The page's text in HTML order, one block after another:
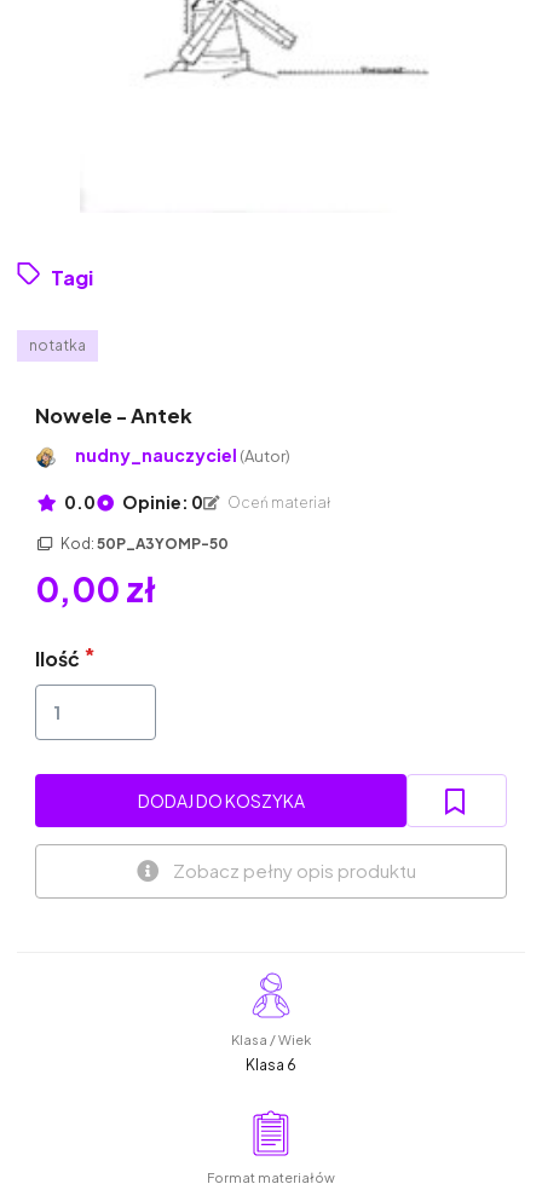
Tagi
notatka
Nowele - Antek
nudny_nauczyciel (Autor)
0.0 Opinie: 0 Oceń materiał
Kod: 50P_A3YOMP-50
0,00 zł
Ilość
DODAJ DO KOSZYKA
Zobacz pełny opis produktu
Klasa / Wiek
Klasa 6
Format materiałów